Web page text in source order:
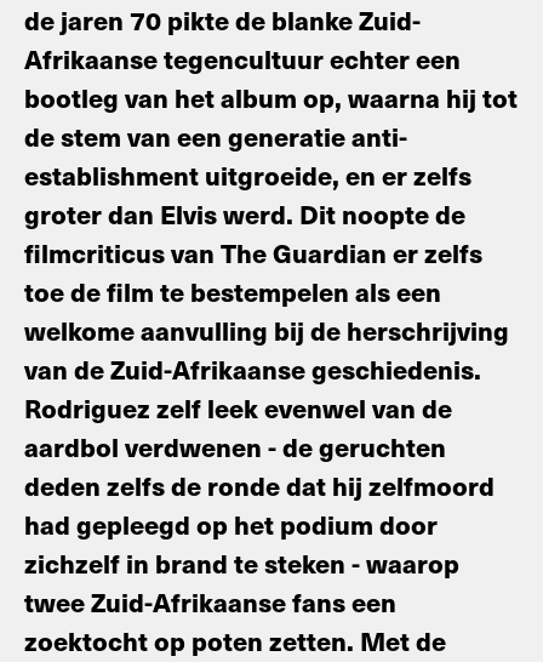
de jaren 70 pikte de blanke Zuid-
Afrikaanse tegencultuur echter een
bootleg van het album op, waarna hij tot
de stem van een generatie anti-
establishment uitgroeide, en er zelfs
groter dan Elvis werd. Dit noopte de
filmcriticus van The Guardian er zelfs
toe de film te bestempelen als een
welkome aanvulling bij de herschrijving
van de Zuid-Afrikaanse geschiedenis.
Rodriguez zelf leek evenwel van de
aardbol verdwenen - de geruchten
deden zelfs de ronde dat hij zelfmoord
had gepleegd op het podium door
zichzelf in brand te steken - waarop
twee Zuid-Afrikaanse fans een
zoektocht op poten zetten. Met de